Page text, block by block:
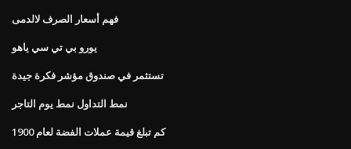
فهم أسعار الصرف لالدمى
يورو بي تي سي ياهو
تستثمر في صندوق مؤشر فكرة جيدة
نمط التداول نمط يوم التاجر
كم تبلغ قيمة عملات الفضة لعام 1900